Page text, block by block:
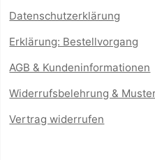
Datenschutzerklärung
Erklärung: Bestellvorgang
AGB & Kundeninformationen
Widerrufsbelehrung &
Vertrag widerrufen